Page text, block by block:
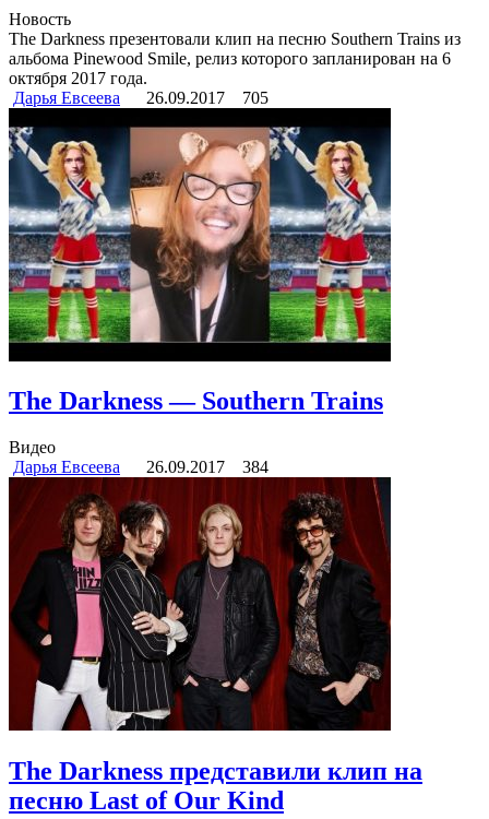
Новость
The Darkness презентовали клип на песню Southern Trains из
альбома Pinewood Smile, релиз которого запланирован на 6
октября 2017 года.
Дарья Евсеева
26.09.2017 705
The Darkness — Southern Trains
Видео
Дарья Евсеева
26.09.2017 384
The Darkness представили клип на
песню Last of Our Kind